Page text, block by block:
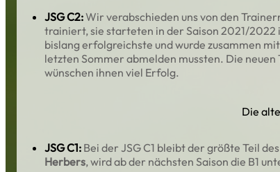
JSG C2:Wir verabschieden uns von den
trainiert, sie starteten in der Saison 2021/2022
bislang erfolgreichste und wurde zusammen
letzten Sommer abmelden mussten. Die
wünschen ihnen viel Erfolg.
Die
JSG C1: Bei der JSG C1 bleibt der größte Teil
Herbers, wird ab der nächsten Saison die B1